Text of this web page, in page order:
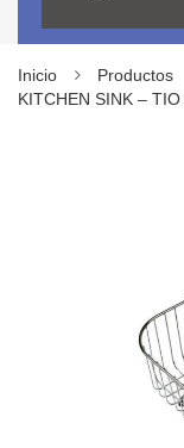
Inicio Productos
KITCHEN SINK –